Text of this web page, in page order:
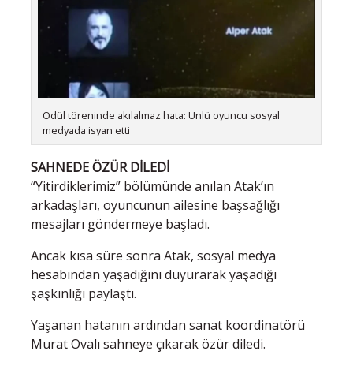
Ödül töreninde akılalmaz hata: Ünlü oyuncu sosyal
medyada isyan etti
SAHNEDE ÖZÜR DİLEDİ
“Yitirdiklerimiz” bölümünde anılan Atak’ın
arkadaşları, oyuncunun ailesine başsağlığı
mesajları göndermeye başladı.
Ancak kısa süre sonra Atak, sosyal medya
hesabından yaşadığını duyurarak yaşadığı
şaşkınlığı paylaştı.
Yaşanan hatanın ardından sanat koordinatörü
Murat Ovalı sahneye çıkarak özür diledi.